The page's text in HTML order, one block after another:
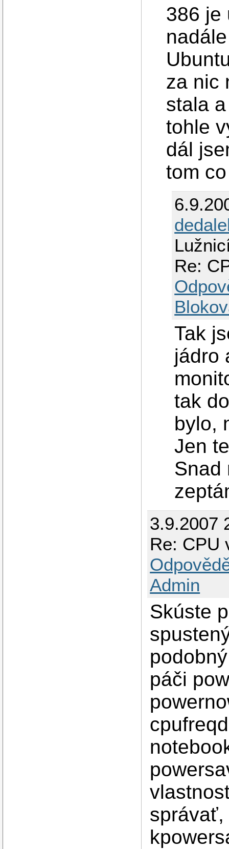
386 je
za nic
stala
tohle
dál
tom
Re:
Tak
jádro
tak
bylo,
Jen
Snad
3.9.2007
Re: CPU
Admin
Skúste
páči
správať,